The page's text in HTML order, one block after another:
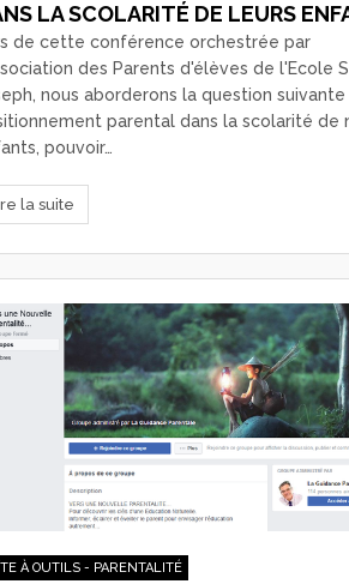
LA SCOLARITÉ DE LEURS
de cette conférence orchestrée par
des Parents d'élèves de l'Ecole
nous aborderons la question suivante
parental dans la scolarité de
pouvoir…
la suite
À OUTILS - PARENTALITÉ